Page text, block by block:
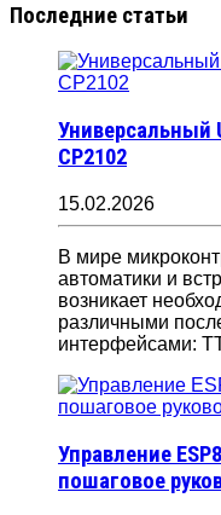
Последние статьи
Универсальный
CP2102
15.02.2026
В мире
автоматики и
возникает
различными
интерфейсами:
Управление
пошаговое